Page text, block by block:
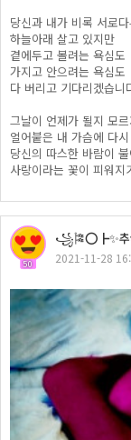
당신과 내가 비록 서로
하늘아래 살고 있지만
곁에두고 볼려는 욕심도
가지고 안으려는 욕심도
다 버리고 기다리겠습니
그날이 언제가 될지 모
얼어붙은 내 가슴에 다시
당신의 따스한 바람이
사랑이라는 꽃이 피워지
50
꧁🎏⭕┣✨
2021-11-28